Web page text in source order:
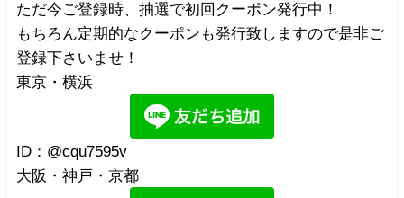
ただ今ご登録時、抽選で初回クーポン発行中！
もちろん定期的なクーポンも発行致しますので是非ご
登録下さいませ！
東京・横浜
ID：@cqu7595v
大阪・神戸・京都